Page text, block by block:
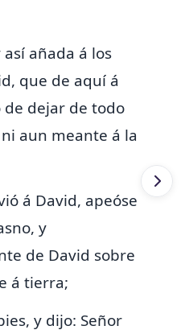
añada á los
que de aquí á
dejar de todo
aun meante á la
á David, apeóse
y
de David sobre
á tierra;
y dijo: Señor